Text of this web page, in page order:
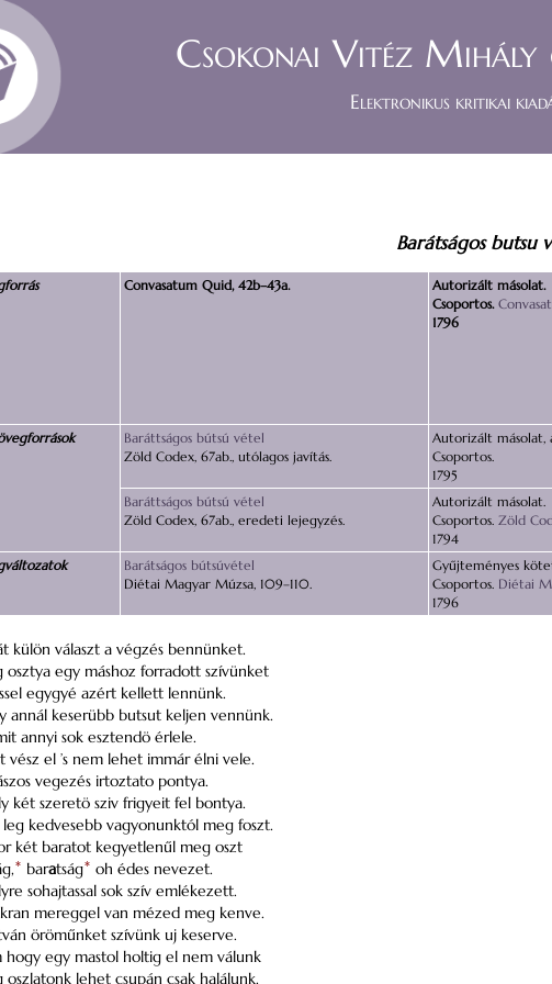
Csokonai Vitéz Mihály
Elektronikus kritikai
Barátságos butsu
Convasatum Quid, 42b–43a.
Autorizált másolat.
Csoportos.
1796
Baráttságos bútsú vétel
Zöld Codex, 67ab., utólagos javítás.
Autorizált másolat,
Csoportos.
1795
Baráttságos bútsú vétel
Zöld Codex, 67ab., eredeti lejegyzés.
Autorizált másolat.
Csoportos. Zöld
1794
Barátságos bútsúvétel
Diétai Magyar Múzsa, 109–110.
Gyűjteményes
Csoportos. Diétai
1796
külön választ a végzés bennünket.
osztya egy máshoz forradott szívünket
egygyé azért kellett lennünk.
annál keserübb butsut keljen vennünk.
annyi sok esztendö érlele.
vész el ’s nem lehet immár élni vele.
vegezés irtoztato pontya.
két szeretö sziv frigyeit fel bontya.
leg kedvesebb vagyonunktól meg foszt.
két baratot kegyetlenűl meg oszt
* baratság* oh édes nevezet.
sohajtassal sok szív emlékezett.
mereggel van mézed meg kenve.
öröműnket szívünk uj keserve.
hogy egy mastol holtig el nem válunk
oszlatonk lehet csupán csak halálunk.